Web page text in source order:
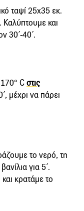
ταψί 25x35 εκ.
και
30΄-40΄.
Cστις
μέχρι να πάρει
το νερό, τη
για 5΄.
κρατάμε το